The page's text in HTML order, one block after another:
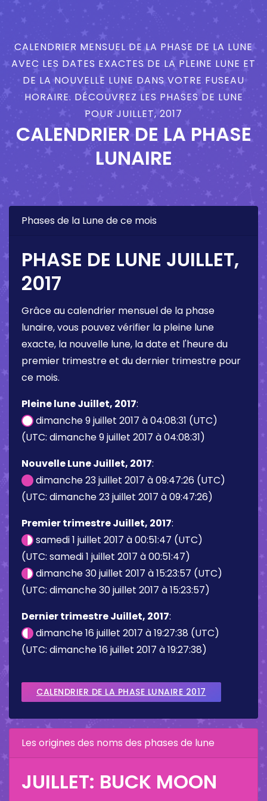
CALENDRIER MENSUEL DE LA PHASE DE LA LUNE
AVEC LES DATES EXACTES DE LA PLEINE LUNE ET
DE LA NOUVELLE LUNE DANS VOTRE FUSEAU
HORAIRE. DÉCOUVREZ LES PHASES DE LUNE
POUR JUILLET, 2017
CALENDRIER DE LA PHASE
LUNAIRE
Phases de la Lune de ce mois
PHASE DE LUNE JUILLET,
2017
Grâce au calendrier mensuel de la phase
lunaire, vous pouvez vérifier la pleine lune
exacte, la nouvelle lune, la date et l'heure du
premier trimestre et du dernier trimestre pour
ce mois.
Pleine lune Juillet, 2017:
dimanche 9 juillet 2017 à 04:08:31 (UTC)
(UTC: dimanche 9 juillet 2017 à 04:08:31)
Nouvelle Lune Juillet, 2017:
dimanche 23 juillet 2017 à 09:47:26 (UTC)
(UTC: dimanche 23 juillet 2017 à 09:47:26)
Premier trimestre Juillet, 2017:
samedi 1 juillet 2017 à 00:51:47 (UTC)
(UTC: samedi 1 juillet 2017 à 00:51:47)
dimanche 30 juillet 2017 à 15:23:57 (UTC)
(UTC: dimanche 30 juillet 2017 à 15:23:57)
Dernier trimestre Juillet, 2017:
dimanche 16 juillet 2017 à 19:27:38 (UTC)
(UTC: dimanche 16 juillet 2017 à 19:27:38)
CALENDRIER DE LA PHASE LUNAIRE 2017
Les origines des noms des phases de lune
JUILLET: BUCK MOON